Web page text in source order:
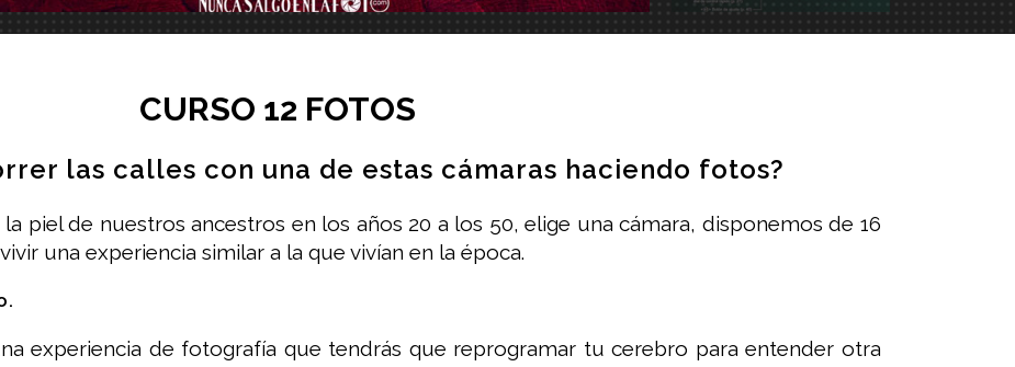
CURSO 12 FOTOS
las calles con una de estas cámaras haciendo fotos?
piel de nuestros ancestros en los años 20 a los 50, elige una cámara, disponemos de 16
una experiencia similar a la que vivían en la época.
experiencia de fotografía que tendrás que reprogramar tu cerebro para entender otra